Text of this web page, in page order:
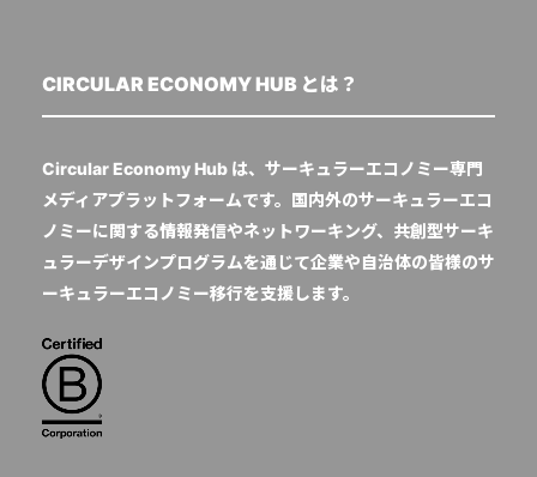
CIRCULAR ECONOMY HUB とは？
Circular Economy Hub は、サーキュラーエコノミー専門
メディアプラットフォームです。国内外のサーキュラーエコ
ノミーに関する情報発信やネットワーキング、共創型サーキ
ュラーデザインプログラムを通じて企業や自治体の皆様のサ
ーキュラーエコノミー移行を支援します。